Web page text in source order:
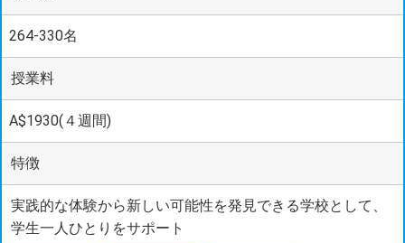
264-330名
授業料
A$1930(４週間)
特徴
実践的な体験から新しい可能性を発見できる学校として、
学生一人ひとりをサポート